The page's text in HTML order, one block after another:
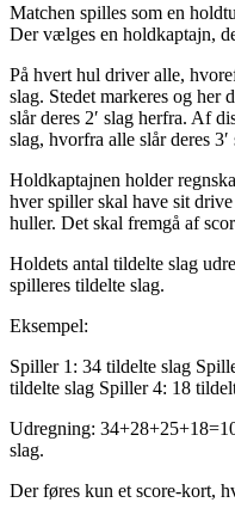
Matchen spilles som en
Der vælges en holdkaptajn,
På hvert hul driver alle,
slag. Stedet markeres og her
slår deres 2′ slag herfra. Af
slag, hvorfra alle slår deres
Holdkaptajnen holder
hver spiller skal have sit
huller. Det skal fremgå af
Holdets antal tildelte slag
spilleres tildelte slag.
Eksempel:
Spiller 1: 34 tildelte slag
tildelte slag Spiller 4: 18
Udregning:
slag.
Der føres kun et score-kort,